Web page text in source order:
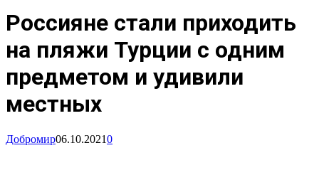
Россияне стали приходить
на пляжи Турции с одним
предметом и удивили
местных
Добромир06.10.20210